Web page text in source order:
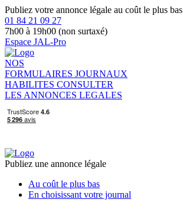
Publiez votre annonce légale au coût le plus bas
01 84 21 09 27
7h00 à 19h00 (non surtaxé)
Espace JAL-Pro
NOS
FORMULAIRES JOURNAUX
HABILITES CONSULTER
LES ANNONCES LEGALES
Publiez une annonce légale
Au coût le plus bas
En choisissant votre journal